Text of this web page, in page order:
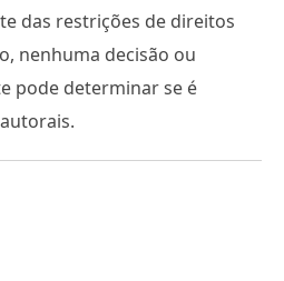
das restrições de direitos
nenhuma decisão ou
pode determinar se é